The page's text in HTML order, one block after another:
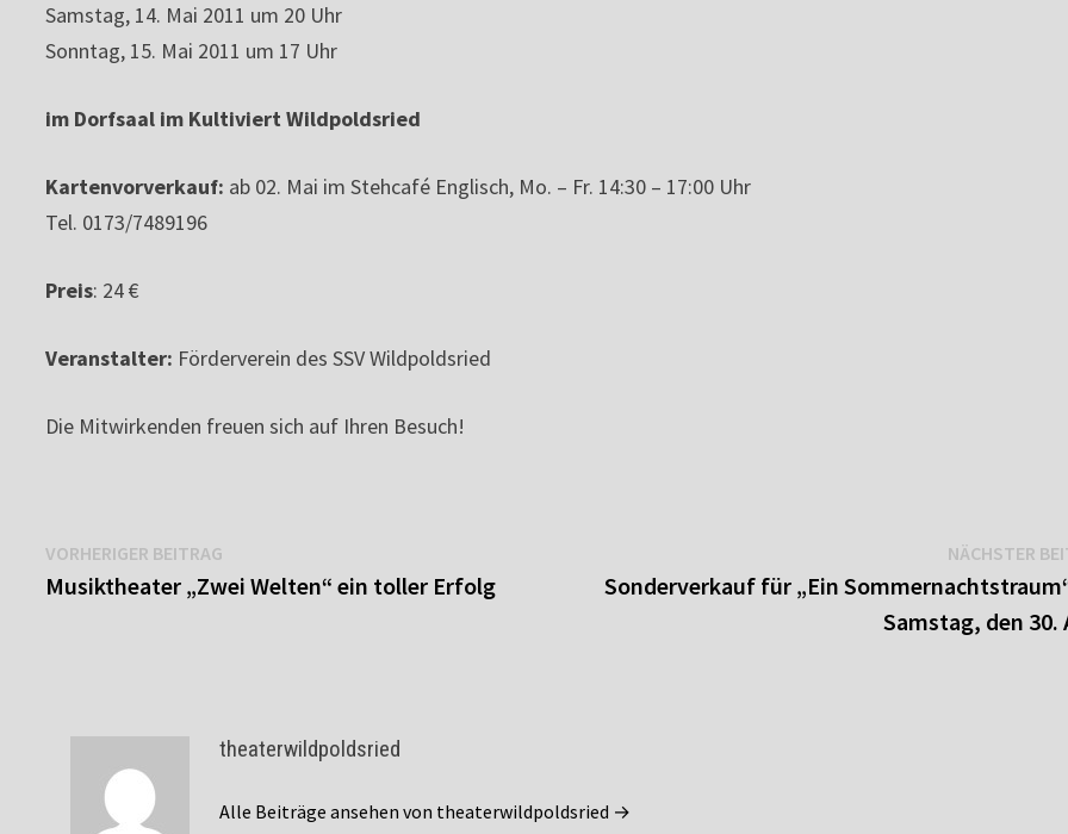
Samstag, 14. Mai 2011 um 20 Uhr
Sonntag, 15. Mai 2011 um 17 Uhr
im Dorfsaal im Kultiviert Wildpoldsried
Kartenvorverkauf: ab 02. Mai im Stehcafé Englisch, Mo. – Fr. 14:30 – 17:00 Uhr
Tel. 0173/7489196
Preis: 24 €
Veranstalter: Förderverein des SSV Wildpoldsried
Die Mitwirkenden freuen sich auf Ihren Besuch!
Beitragsnavigation
VORHERIGER BEITRAG
Beitrag:
Musiktheater „Zwei Welten“ ein toller Erfolg
NÄCHSTER
Sonderverkauf für „Ein
Samstag, den 30.
theaterwildpoldsried
Alle Beiträge ansehen von theaterwildpoldsried →